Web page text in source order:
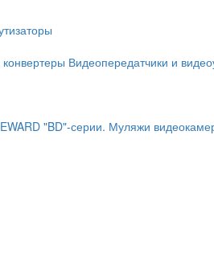
конвертеры Видеопередатчики и
"BD"-серии. Муляжи